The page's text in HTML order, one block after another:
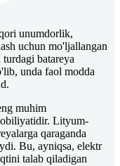
unumdorlik,
uchun mo'ljallangan
batareya
unda faol modda
muhim
Lityum-
qaraganda
Bu, ayniqsa, elektr
talab qiladigan